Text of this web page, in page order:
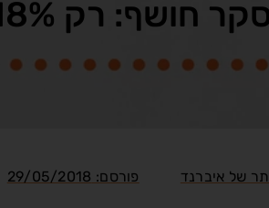
חושף: רק 18% מרופאי השיניים עונים לביקורת שלילית ברשת
של איברנד פורסם: 29/05/2018